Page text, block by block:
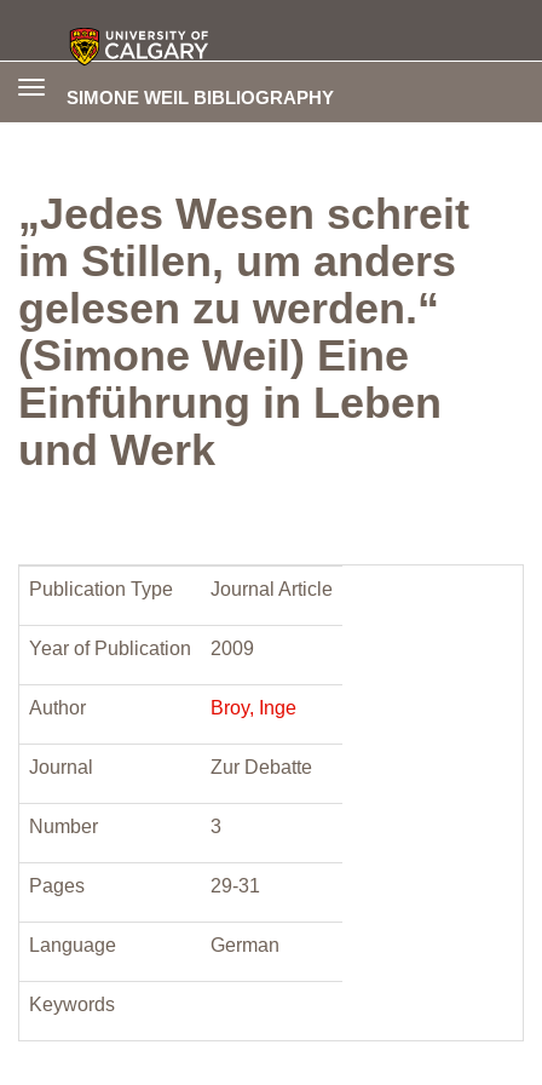
SIMONE WEIL BIBLIOGRAPHY
Toggle
„Jedes Wesen schreit
im Stillen, um anders
gelesen zu werden.“
(Simone Weil) Eine
Einführung in Leben
und Werk
Publication Type Journal Article
Year of Publication 2009
Author Broy, Inge
Journal Zur Debatte
Number 3
Pages 29-31
Language German
Keywords